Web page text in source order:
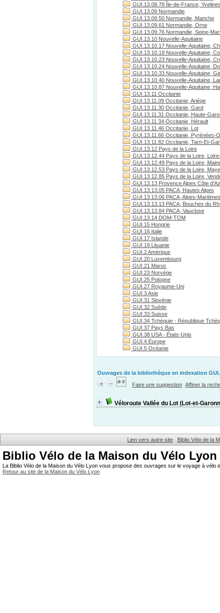
GUI.13.08.78 Île-de-France,
GUI.13.09 Normandie
GUI.13.09.50 Normandie, Manche
GUI.13.09.61 Normandie, Orne
GUI.13.09.76 Normandie, Seine-
GUI.13.10 Nouvelle-Aquitaine
GUI.13.10.17 Nouvelle-Aquitaine,
GUI.13.10.19 Nouvelle-Aquitaine,
GUI.13.10.23 Nouvelle-Aquitaine,
GUI.13.10.24 Nouvelle-Aquitaine,
GUI.13.10.33 Nouvelle-Aquitaine,
GUI.13.10.40 Nouvelle-Aquitaine,
GUI.13.10.87 Nouvelle-Aquitaine,
GUI.13.11 Occitanie
GUI.13.11.09 Occitanie, Ariège
GUI.13.11.30 Occitanie, Gard
GUI.13.11.31 Occitanie, Haute-
GUI.13.11.34 Occitanie, Hérault
GUI.13.11.46 Occitanie, Lot
GUI.13.11.66 Occitanie, Pyrénées-
GUI.13.11.82 Occitanie, Tarn-Et-
GUI.13.12 Pays de la Loire
GUI.13.12.44 Pays de la Loire,
GUI.13.12.49 Pays de la Loire,
GUI.13.12.53 Pays de la Loire,
GUI.13.12.85 Pays de la Loire,
GUI.13.13 Provence Alpes Côte
GUI.13.13.05 PACA, Hautes Alpes
GUI.13.13.06 PACA, Alpes-Maritimes
GUI.13.13.13 PACA, Bouches du
GUI.13.13.84 PACA, Vaucluse
GUI.13.14 DOM-TOM
GUI.15 Hongrie
GUI.16 Italie
GUI.17 Islande
GUI.19 Lituanie
GUI.2 Amérique
GUI.20 Luxembourg
GUI.21 Maroc
GUI.23 Norvège
GUI.25 Pologne
GUI.27 Royaume-Uni
GUI.3 Asie
GUI.31 Slovénie
GUI.32 Suède
GUI.33 Suisse
GUI.34 Tchéquie - République
GUI.37 Pays Bas
GUI.38 USA - États-Unis
GUI.4 Europe
GUI.5 Océanie
Ouvrages de la bibliothèque en indexation
Faire une suggestion Affiner la
Véloroute Vallée du Lot (Lot-et-
Lien vers autre site Biblio Vélo de la
Biblio Vélo de la Maison du Vélo Lyon
La Biblio Vélo de la Maison du Vélo Lyon vous propose des ouvrages sur le voyage à
Retour au site de la Maison du Vélo Lyon